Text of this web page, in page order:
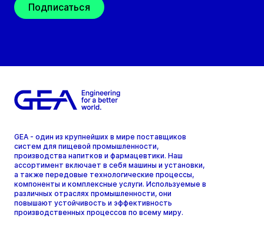
Подписаться
GEA - один из крупнейших в мире поставщиков
систем для пищевой промышленности,
производства напитков и фармацевтики. Наш
ассортимент включает в себя машины и установки,
а также передовые технологические процессы,
компоненты и комплексные услуги. Используемые в
различных отраслях промышленности, они
повышают устойчивость и эффективность
производственных процессов по всему миру.